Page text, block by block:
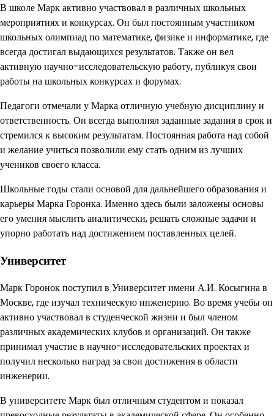
В школе Марк активно участвовал в различных школьных
мероприятиях и конкурсах. Он был постоянным участником
школьных олимпиад по математике, физике и информатике, где
всегда достигал выдающихся результатов. Также он вел
активную научно-исследовательскую работу, публикуя свои
работы на школьных конкурсах и форумах.
Педагоги отмечали у Марка отличную учебную дисциплину и
ответственность. Он всегда выполнял заданные задания в срок и
стремился к высоким результатам. Постоянная работа над собой
и желание учиться позволили ему стать одним из лучших
учеников своего класса.
Школьные годы стали основой для дальнейшего образования и
карьеры Марка Горонка. Именно здесь были заложены основы
его умения мыслить аналитически, решать сложные задачи и
упорно работать над достижением поставленных целей.
Университет
Марк Горонок поступил в Университет имени А.И. Косыгина в
Москве, где изучал техническую инженерию. Во время учебы он
активно участвовал в студенческой жизни и был членом
различных академических клубов и организаций. Он также
принимал участие в научно-исследовательских проектах и
получил несколько наград за свои достижения в области
инженерии.
В университете Марк был отличным студентом и показал